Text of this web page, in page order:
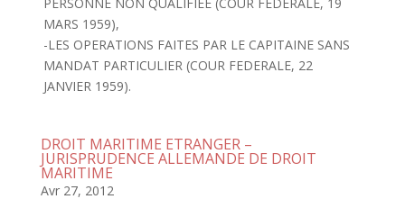
MARS 1959),
-LES OPERATIONS FAITES PAR LE CAPITAINE SANS
MANDAT PARTICULIER (COUR FEDERALE, 22
JANVIER 1959).
DROIT MARITIME ETRANGER –
JURISPRUDENCE ALLEMANDE DE DROIT
MARITIME
Avr 27, 2012